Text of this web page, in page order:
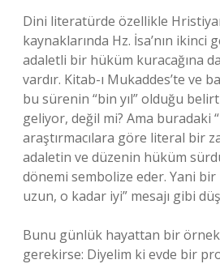
Dini literatürde özellikle
kaynaklarında Hz. İsa’nın ikinci
adaletli bir hüküm kuracağına
vardır. Kitab-ı Mukaddes’te ve
bu sürenin “bin yıl” olduğu
geliyor, değil mi? Ama buradaki
araştırmacılara göre literal bir
adaletin ve düzenin hüküm
dönemi sembolize eder. Yani bir
uzun, o kadar iyi” mesajı gibi
Bunu günlük hayattan bir
gerekirse: Diyelim ki evde bir